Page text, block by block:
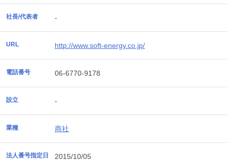
社長/代表者 -
URL http://www.soft-energy.co.jp/
電話番号 06-6770-9178
設立 -
業種 商社
法人番号指定日 2015/10/05